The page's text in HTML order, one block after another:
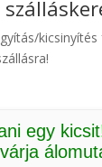
egy
várja